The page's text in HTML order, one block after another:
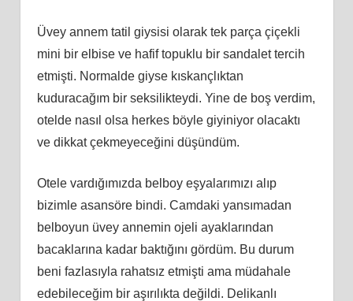
Üvey annem tatil giysisi olarak tek parça çiçekli
mini bir elbise ve hafif topuklu bir sandalet tercih
etmişti. Normalde giyse kıskançlıktan
kuduracağım bir seksilikteydi. Yine de boş verdim,
otelde nasıl olsa herkes böyle giyiniyor olacaktı
ve dikkat çekmeyeceğini düşündüm.
Otele vardığımızda belboy eşyalarımızı alıp
bizimle asansöre bindi. Camdaki yansımadan
belboyun üvey annemin ojeli ayaklarından
bacaklarına kadar baktığını gördüm. Bu durum
beni fazlasıyla rahatsız etmişti ama müdahale
edebileceğim bir aşırılıkta değildi. Delikanlı